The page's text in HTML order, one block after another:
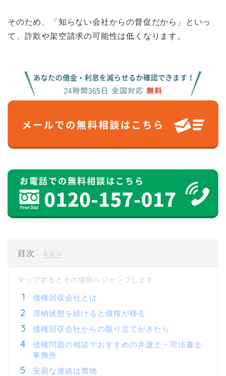
そのため、「知らない会社からの督促だから」といっ
て、詐欺や架空請求の可能性は低くなります。
目次 非表示
債権回収会社とは
滞納状態を続けると債権が移る
債権回収会社からの取り立てがきたら
債権問題の相談でおすすめの弁護士・司法書士
事務所
安易な連絡は禁物